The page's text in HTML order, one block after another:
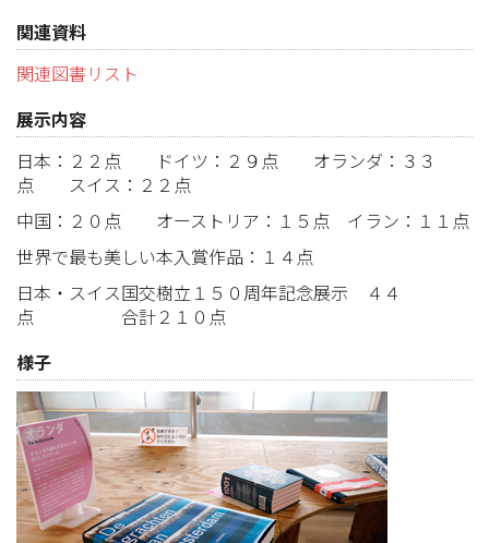
関連資料
関連図書リスト
展示内容
日本：２２点 ドイツ：２９点 オランダ：３３
点 スイス：２２点
中国：２０点 オーストリア：１５点 イラン：１１点
世界で最も美しい本入賞作品：１４点
日本・スイス国交樹立１５０周年記念展示 ４４
点 合計２１０点
様子